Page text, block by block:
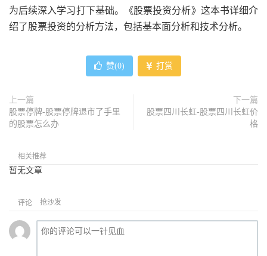
为后续深入学习打下基础。《股票投资分析》这本书详细介
绍了股票投资的分析方法，包括基本面分析和技术分析。
赞(0) 打赏
上一篇
股票停牌-股票停牌退市了手里
的股票怎么办
下一篇
股票四川长虹-股票四川长虹价
格
相关推荐
暂无文章
评论 抢沙发